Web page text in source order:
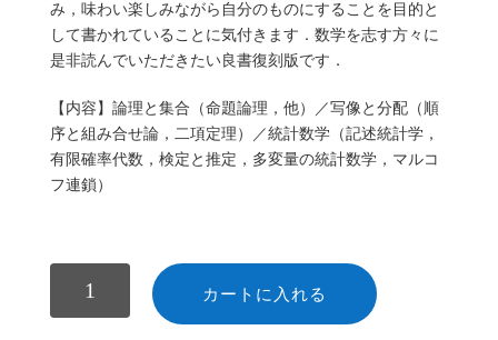
み，味わい楽しみながら自分のものにすることを目的と
して書かれていることに気付きます．数学を志す方々に
是非読んでいただきたい良書復刻版です．
【内容】論理と集合（命題論理，他）／写像と分配（順
序と組み合せ論，二項定理）／統計数学（記述統計学，
有限確率代数，検定と推定，多変量の統計数学，マルコ
フ連鎖）
カートに入れる